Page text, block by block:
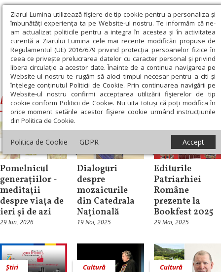
Ziarul Lumina utilizează fişiere de tip cookie pentru a personaliza și
îmbunătăți experiența ta pe Website-ul nostru. Te informăm că ne-
am actualizat politicile pentru a integra în acestea și în activitatea
curentă a Ziarului Lumina cele mai recente modificări propuse de
Regulamentul (UE) 2016/679 privind protecția persoanelor fizice în
ceea ce privește prelucrarea datelor cu caracter personal și privind
libera circulație a acestor date. Înainte de a continua navigarea pe
Website-ul nostru te rugăm să aloci timpul necesar pentru a citi și
înțelege conținutul Politicii de Cookie. Prin continuarea navigării pe
Website-ul nostru confirmi acceptarea utilizării fişierelor de tip
cookie conform Politicii de Cookie. Nu uita totuși că poți modifica în
orice moment setările acestor fişiere cookie urmând instrucțiunile
din Politica de Cookie.
Politica de Cookie GDPR Accept
Ziarul Lumina › Editura TRINITAS
Editura TRINITAS
Repere și idei
Pomelnicul
generațiilor -
meditații
despre viața de
ieri și de azi
29 Iun, 2026
şi artistică
Dialoguri
despre
mozaicurile
din Catedrala
Națională
19 Noi, 2025
Editurile
Patriarhiei
Române
prezente la
Bookfest 2025
29 Mai, 2025
Știri Cultură Cultură